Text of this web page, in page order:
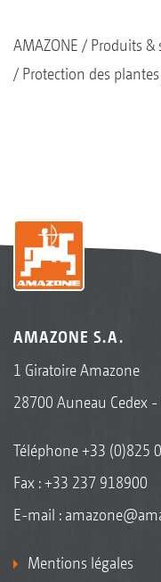
AMAZONE
Produits &
Protection des plantes
AMAZONE S.A.
1 Giratoire Amazone
28700 Auneau Cedex -
Téléphone+33 (0)825
Fax : +33 237 918900
E-mail :
Mentions légales